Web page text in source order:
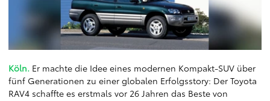
Köln. Er machte die Idee eines modernen Kompakt-SUV über
fünf Generationen zu einer globalen Erfolgsstory: Der Toyota
RAV4 schaffte es erstmals vor 26 Jahren das Beste von